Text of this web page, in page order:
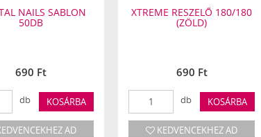
NAILS SABLON
50DB
690 Ft
db KOSÁRBA
AD
XTREME RESZELŐ 180/180
(ZÖLD)
690 Ft
db KOSÁRBA
KEDVENCEKHEZ AD